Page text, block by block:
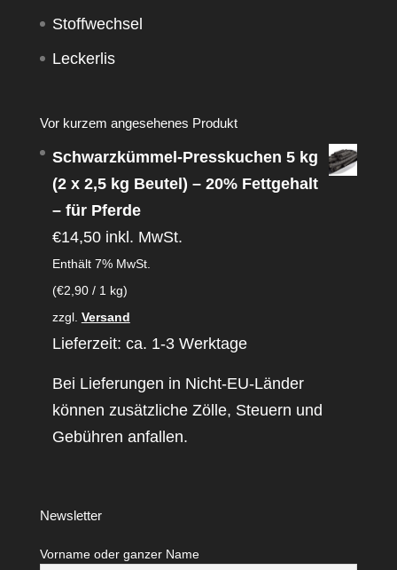
Stoffwechsel
Leckerlis
Vor kurzem angesehenes Produkt
Schwarzkümmel-Presskuchen 5 kg
(2 x 2,5 kg Beutel) – 20% Fettgehalt
– für Pferde
€14,50 inkl. MwSt.
Enthält 7% MwSt.
(€2,90/ 1 kg)
zzgl. Versand
Lieferzeit: ca. 1-3 Werktage
Bei Lieferungen in Nicht-EU-Länder
können zusätzliche Zölle, Steuern und
Gebühren anfallen.
Newsletter
Vorname oder ganzer Name